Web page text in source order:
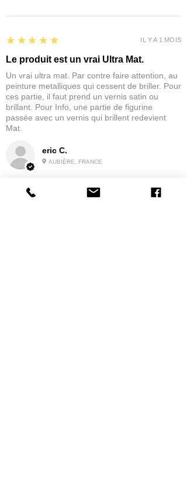
eric C.
AUBIÈRE, FRANCE
5
★★★★★
Le produit est un vrai Ultra Mat.
Un vrai ultra mat. Par contre faire attention, au
peinture metalliques qui cessent de briller. Pour
ces partie, il faut prend un vernis satin ou
brillant. Pour Info, une partie de figurine
passée avec un vernis qui brillent redevient
Mat.
IL Y A 1 MOIS